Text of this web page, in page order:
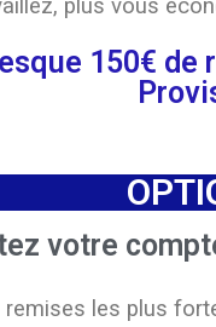
plus vous
150€ de
votre
remises les plus